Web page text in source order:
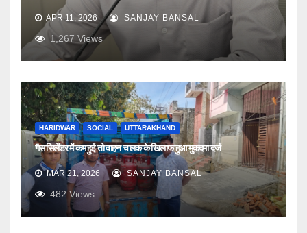
APR 11, 2026 SANJAY BANSAL
1,267 Views
HARIDWAR SOCIAL UTTARAKHAND
गैस सिलेंडर में कम हुई तो वाहन चालक के खिलाफ हुआ मुकदमा दर्ज
MAR 21, 2026 SANJAY BANSAL
482 Views